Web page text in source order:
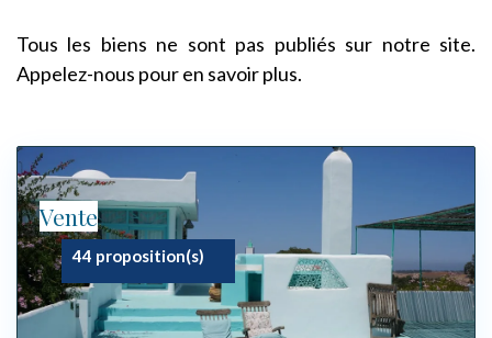
Tous les biens ne sont pas publiés sur notre site.
Appelez-nous pour en savoir plus.
Vente
44 proposition(s)